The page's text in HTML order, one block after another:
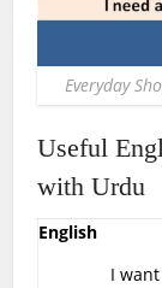
Everyday
Useful
with Urdu
English
I